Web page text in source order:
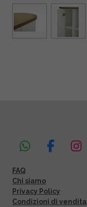
W
a
t
s
F
e
b
I
a
FAQ
Chi siamo
Privacy Policy
Condizioni di vendita